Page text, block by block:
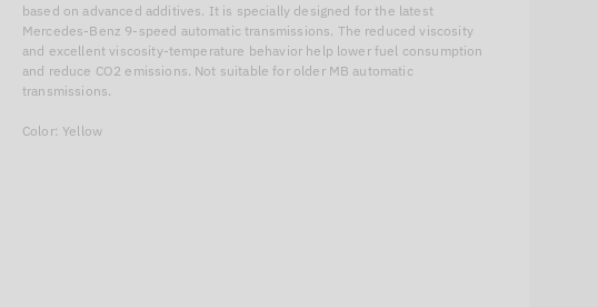
based on advanced additives. It is specially designed for the latest
Mercedes-Benz 9-speed automatic transmissions. The reduced viscosity
and excellent viscosity-temperature behavior help lower fuel consumption
and reduce CO2 emissions. Not suitable for older MB automatic
transmissions.
Color: Yellow